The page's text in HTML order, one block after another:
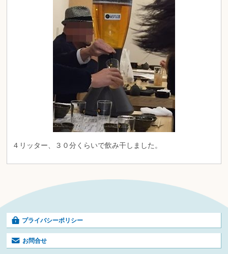
４リッター、３０分くらいで飲み干しました。
プライバシーポリシー
お問合せ